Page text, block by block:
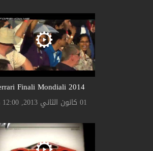
Finali Mondiali 2014
01 كانون الثاني 2013, 12:00 ص